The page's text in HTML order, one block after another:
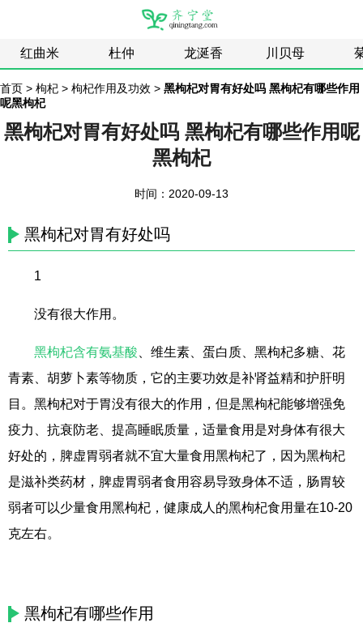
红曲米 杜仲 龙涎香 川贝母
首页 > 枸杞 > 枸杞作用及功效 > 黑枸杞对胃有好处吗 黑枸杞有哪些作用
呢黑枸杞
黑枸杞对胃有好处吗 黑枸杞有哪些作用呢
黑枸杞
时间：2020-09-13
黑枸杞对胃有好处吗
1
没有很大作用。
黑枸杞含有氨基酸 、维生素、蛋白质、黑枸杞多糖、花
青素、胡萝卜素等物质，它的主要功效是补肾益精和护肝明
目。黑枸杞对于胃没有很大的作用，但是黑枸杞能够增强免
疫力、抗衰防老、提高睡眠质量，适量食用是对身体有很大
好处的，脾虚胃弱者就不宜大量食用黑枸杞了，因为黑枸杞
是滋补类药材，脾虚胃弱者食用容易导致身体不适，肠胃较
弱者可以少量食用黑枸杞，健康成人的黑枸杞食用量在10-20
克左右。
黑枸杞有哪些作用